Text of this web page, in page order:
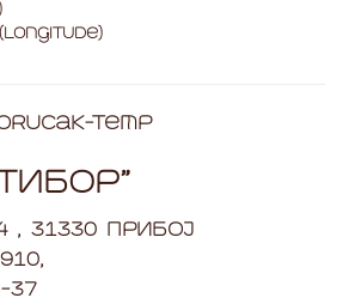
(Longitude)
, 31330 Прибој
37